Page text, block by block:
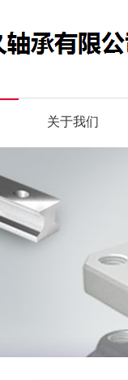
关于我们